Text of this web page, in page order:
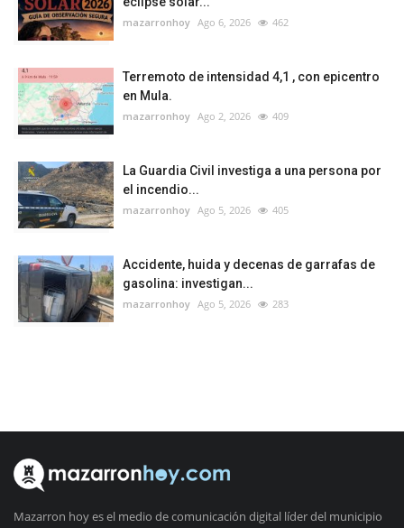
mazarronhoy Ago 6, 2026 462
Terremoto de intensidad 4,1 , con epicentro
en Mula.
mazarronhoy Ago 2, 2026 409
La Guardia Civil investiga a una persona por
el incendio...
mazarronhoy Ago 5, 2026 405
Accidente, huida y decenas de garrafas de
gasolina: investigan...
mazarronhoy Ago 5, 2026 283
Mazarron hoy es el medio de comunicación digital líder del municipio